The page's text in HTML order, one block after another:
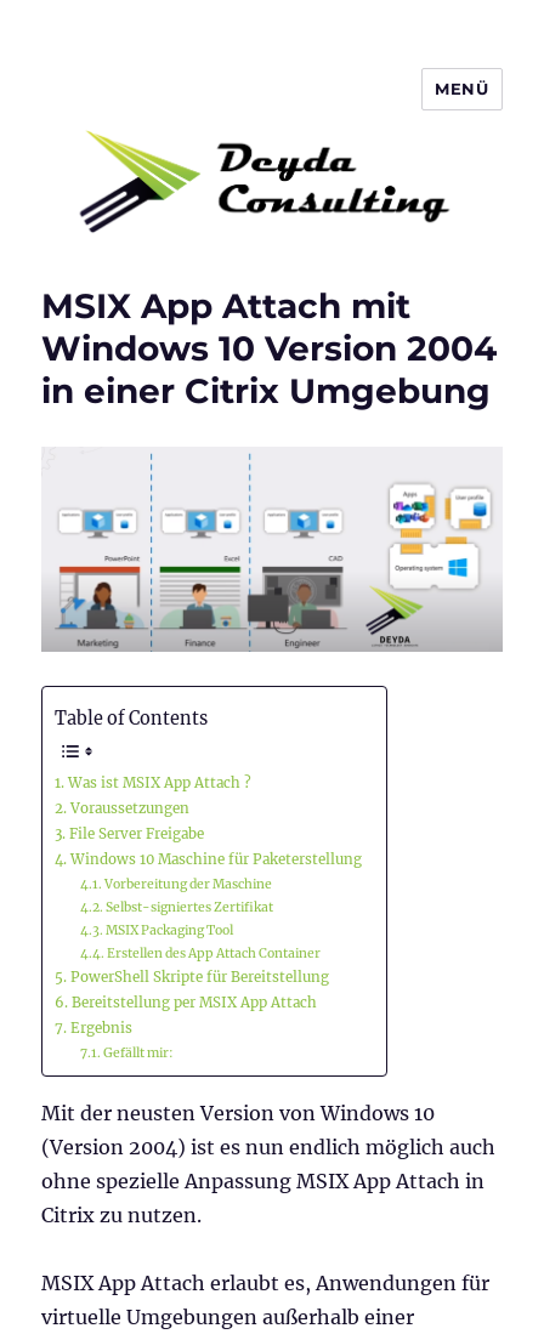
MENÜ
MSIX App Attach mit
Windows 10 Version 2004
in einer Citrix Umgebung
Table of Contents
Was ist MSIX App Attach ?
Voraussetzungen
File Server Freigabe
Windows 10 Maschine für Paketerstellung
Vorbereitung der Maschine
Selbst-signiertes Zertifikat
MSIX Packaging Tool
Erstellen des App Attach Container
PowerShell Skripte für Bereitstellung
Bereitstellung per MSIX App Attach
Ergebnis
Gefällt mir:
Mit der neusten Version von Windows 10
(Version 2004) ist es nun endlich möglich auch
ohne spezielle Anpassung MSIX App Attach in
Citrix zu nutzen.
MSIX App Attach erlaubt es, Anwendungen für
virtuelle Umgebungen außerhalb einer